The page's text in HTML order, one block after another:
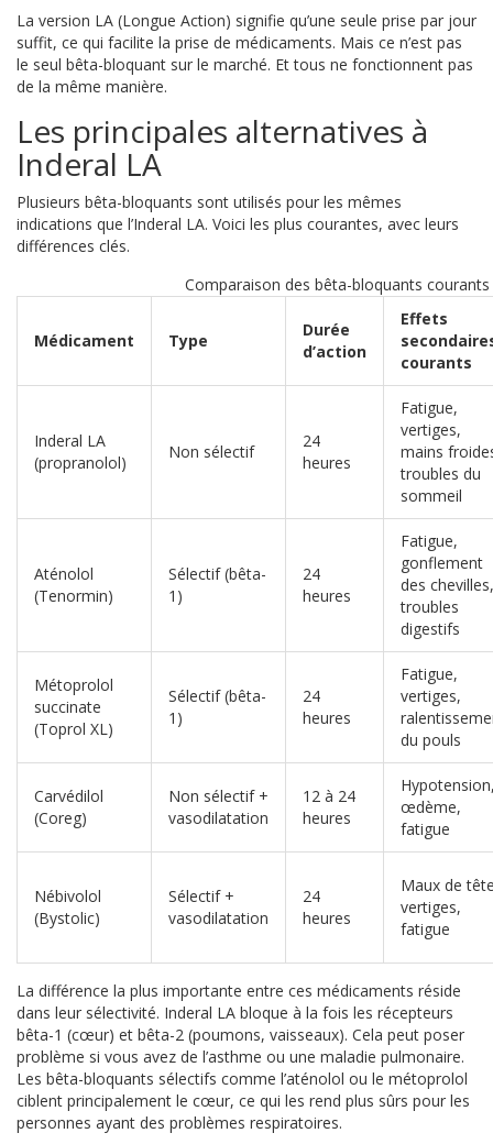
La version LA (Longue Action) signifie qu’une seule prise par jour
suffit, ce qui facilite la prise de médicaments. Mais ce n’est pas
le seul bêta-bloquant sur le marché. Et tous ne fonctionnent pas
de la même manière.
Les principales alternatives à
Inderal LA
Plusieurs bêta-bloquants sont utilisés pour les mêmes
indications que l’Inderal LA. Voici les plus courantes, avec leurs
différences clés.
Comparaison des bêta-bloquants courants
Médicament Type
Durée
d’action
Effets
courants
Inderal LA
(propranolol)
Non sélectif
24
heures
Fatigue,
vertiges,
mains
troubles du
sommeil
Aténolol
(Tenormin)
Sélectif (bêta-
1)
24
heures
Fatigue,
gonflement
des chevilles,
troubles
digestifs
Métoprolol
succinate
(Toprol XL)
Sélectif (bêta-
1)
24
heures
Fatigue,
vertiges,
du pouls
Carvédilol
(Coreg)
Non sélectif +
vasodilatation
12 à 24
heures
œdème,
fatigue
Nébivolol
(Bystolic)
Sélectif +
vasodilatation
24
heures
Maux de
vertiges,
fatigue
La différence la plus importante entre ces médicaments réside
dans leur sélectivité. Inderal LA bloque à la fois les récepteurs
bêta-1 (cœur) et bêta-2 (poumons, vaisseaux). Cela peut poser
problème si vous avez de l’asthme ou une maladie pulmonaire.
Les bêta-bloquants sélectifs comme l’aténolol ou le métoprolol
ciblent principalement le cœur, ce qui les rend plus sûrs pour les
personnes ayant des problèmes respiratoires.